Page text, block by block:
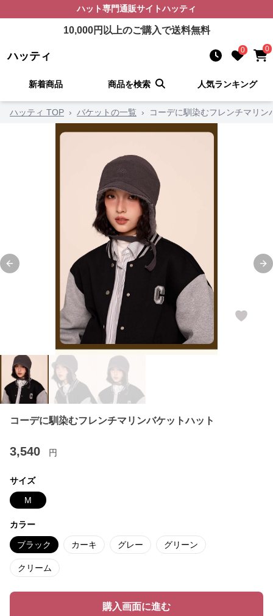
ハット専門通販サイトハッティ
10,000円以上のご購入で送料無料
ハッティ 0 0
新着商品 商品を検索 人気ランキング
ハッティ TOP › バケットの一覧 › コーデに馴染むフレンチマリン
Previous slide
コーデに馴染むフレンチマリンバケットハット
3,540 円
サイズ
M
カラー
ブラック カーキ グレー グリーン
クリーム
購入画面に進む